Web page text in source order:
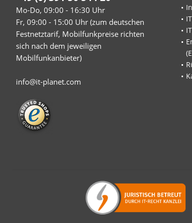
Mo-Do, 09:00 - 16:30 Uhr
Fr, 09:00 - 15:00 Uhr (zum deutschen
Festnetztarif, Mobilfunkpreise richten
sich nach dem jeweiligen
Mobilfunkanbieter)
info@it-planet.com